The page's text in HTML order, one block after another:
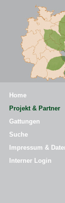
Home
Projekt & Partner
Gattungen
Suche
Impressum &
Interner Login